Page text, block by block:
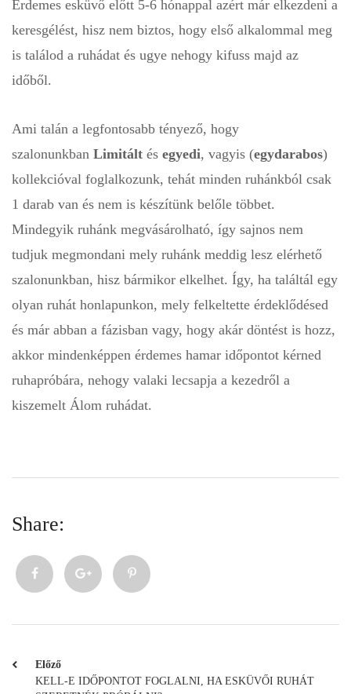
Érdemes esküvő előtt 5-6 hónappal azért már elkezdeni a
keresgélést, hisz nem biztos, hogy első alkalommal meg
is találod a ruhádat és ugye nehogy kifuss majd az
időből.
Ami talán a legfontosabb tényező, hogy
szalonunkban Limitált és egyedi, vagyis (egydarabos)
kollekcióval foglalkozunk, tehát minden ruhánkból csak
1 darab van és nem is készítünk belőle többet.
Mindegyik ruhánk megvásárolható, így sajnos nem
tudjuk megmondani mely ruhánk meddig lesz elérhető
szalonunkban, hisz bármikor elkelhet. Így, ha találtál egy
olyan ruhát honlapunkon, mely felkeltette érdeklődésed
és már abban a fázisban vagy, hogy akár döntést is hozz,
akkor mindenképpen érdemes hamar időpontot kérned
ruhapróbára, nehogy valaki lecsapja a kezedről a
kiszemelt Álom ruhádat.
Share:
Előző
KELL-E IDŐPONTOT FOGLALNI, HA ESKÜVŐI RUHÁT